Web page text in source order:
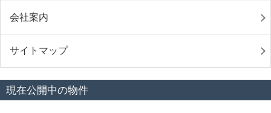
会社案内
サイトマップ
現在公開中の物件